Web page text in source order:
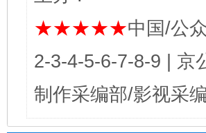
★★★★★中国/公
2-3-4-5-6-7-8-9 | 京
制作采编部/影视采